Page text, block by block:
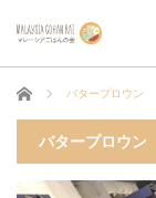
ホーム バタープロウン
バタープロウン